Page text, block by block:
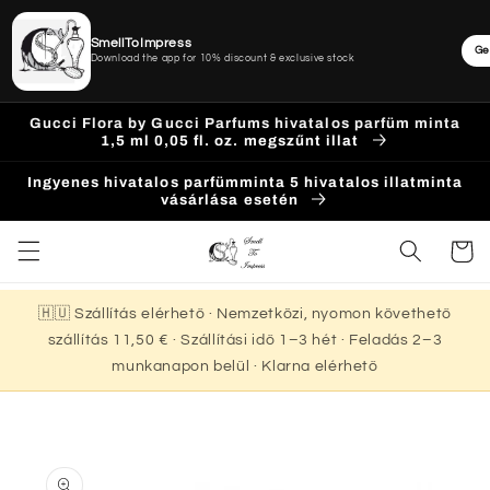
Ugrás a
tartalomhoz
Gucci Flora by Gucci Parfums hivatalos parfüm minta
1,5 ml 0,05 fl. oz. megszűnt illat
Ingyenes hivatalos parfümminta 5 hivatalos illatminta
vásárlása esetén
Kosár
🇭🇺 Szállítás elérhető · Nemzetközi, nyomon követhető
szállítás 11,50 € · Szállítási idő 1–3 hét · Feladás 2–3
munkanapon belül · Klarna elérhető
a
SmellToImpress
Download the app for 10% discount & exclusive stock